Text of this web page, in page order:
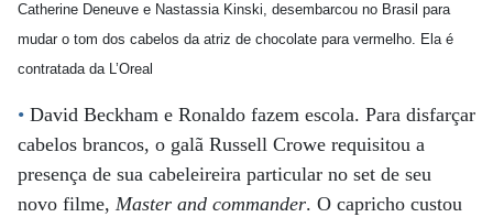
Catherine Deneuve e Nastassia Kinski, desembarcou no Brasil para
mudar o tom dos cabelos da atriz de chocolate para vermelho. Ela é
contratada da L’Oreal
• David Beckham e Ronaldo fazem escola. Para disfarçar
cabelos brancos, o galã Russell Crowe requisitou a
presença de sua cabeleireira particular no set de seu
novo filme, Master and commander. O capricho custou